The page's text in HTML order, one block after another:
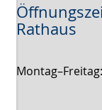
Rathaus